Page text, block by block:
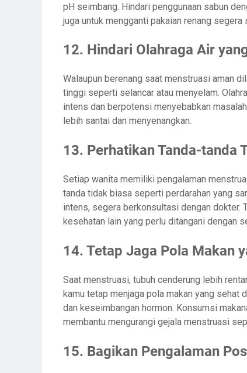
pH seimbang. Hindari penggunaan sabun
juga untuk mengganti pakaian renang
12. Hindari Olahraga Air
Walaupun berenang saat menstruasi aman
tinggi seperti selancar atau menyelam.
intens dan berpotensi menyebabkan
lebih santai dan menyenangkan.
13. Perhatikan Tanda-tanda
Setiap wanita memiliki pengalaman
tanda tidak biasa seperti perdarahan yang
intens, segera berkonsultasi dengan dokter.
kesehatan lain yang perlu ditangani dengan
14. Tetap Jaga Pola Makan
Saat menstruasi, tubuh cenderung lebih
kamu tetap menjaga pola makan yang sehat
dan keseimbangan hormon. Konsumsi
membantu mengurangi gejala menstruasi
15. Bagikan Pengalaman